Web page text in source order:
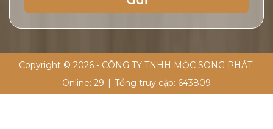
Copyright © 2026 - CÔNG TY TNHH MỘC SONG PHÁT.
Online: 29 | Tổng truy cập: 643809